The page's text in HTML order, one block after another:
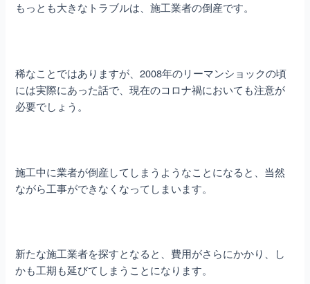
もっとも大きなトラブルは、施工業者の倒産です。
稀なことではありますが、2008年のリーマンショックの頃
には実際にあった話で、現在のコロナ禍においても注意が
必要でしょう。
施工中に業者が倒産してしまうようなことになると、当然
ながら工事ができなくなってしまいます。
新たな施工業者を探すとなると、費用がさらにかかり、し
かも工期も延びてしまうことになります。